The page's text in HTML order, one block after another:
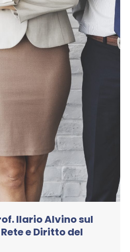
Ilario Alvino sul
e Diritto del